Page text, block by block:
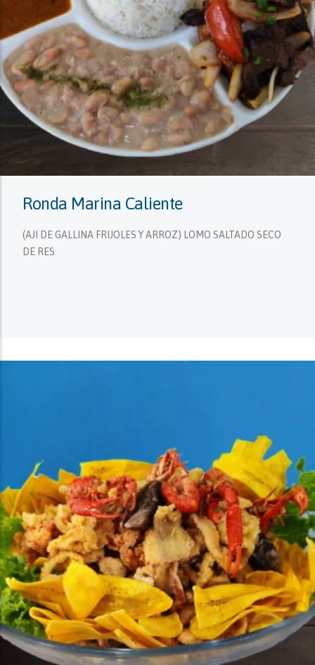
Ronda Marina Caliente
(AJI DE GALLINA FRIJOLES Y ARROZ) LOMO SALTADO SECO
DE RES